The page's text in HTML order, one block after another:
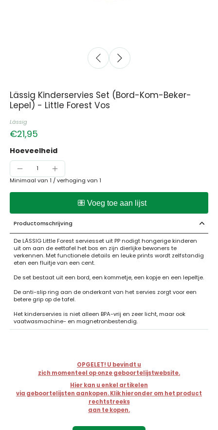
Lässig Kinderservies Set (Bord-Kom-Beker-
Lepel) - Little Forest Vos
Lässig
€21,95
Hoeveelheid
Minimaal van 1 /verhoging van 1
Productomschrijving
De LÄSSIG Little Forest serviesset uit PP nodigt hongerige kinderen
uit om aan de eettafel het bos en zijn dierlijke bewoners te
verkennen. Met functionele details en leuke prints wordt zelfstandig
eten een fluitje van een cent.
De set bestaat uit een bord, een kommetje, een kopje en een lepeltje.
De anti-slip ring aan de onderkant van het servies zorgt voor een
betere grip op de tafel.
Het kinderservies is niet alleen BPA-vrij en zeer licht, maar ook
vaatwasmachine- en magnetronbestendig.
OPGELET! U bevindt u
zich momenteel op onze geboortelijstwebsite.
Hier kan u enkel artikelen
via geboortelijsten aankopen. Klik hieronder om het product
rechtstreeks
aan te kopen.